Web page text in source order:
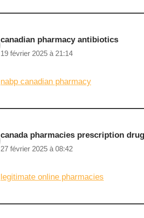
canadian pharmacy antibiotics
19 février 2025 à 21:14
nabp canadian pharmacy
canada pharmacies prescription
27 février 2025 à 08:42
legitimate online pharmacies